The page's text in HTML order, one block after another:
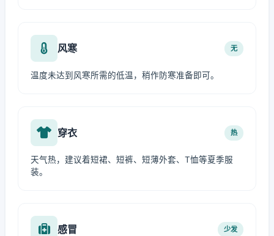
风寒 无
温度未达到风寒所需的低温，稍作防寒准备即可。
穿衣 热
天气热，建议着短裙、短裤、短薄外套、T恤等夏季服
装。
感冒 少发